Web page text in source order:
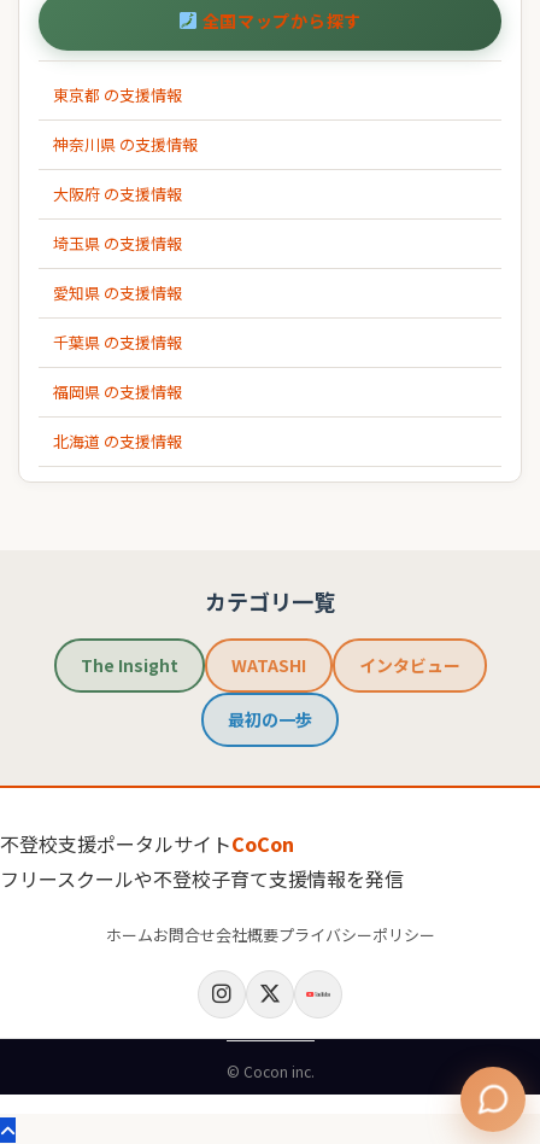
全国マップから探す
東京都 の支援情報
神奈川県 の支援情報
大阪府 の支援情報
埼玉県 の支援情報
愛知県 の支援情報
千葉県 の支援情報
福岡県 の支援情報
北海道 の支援情報
カテゴリ一覧
The Insight WATASHI インタビュー
最初の一歩
不登校支援ポータルサイトCoCon
フリースクールや不登校子育て支援情報を発信
ホームお問合せ会社概要プライバシーポリシー
© Cocon inc.